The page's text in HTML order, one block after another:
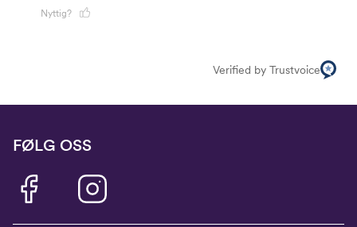
Nyttig?
Verified by Trustvoice
FØLG OSS